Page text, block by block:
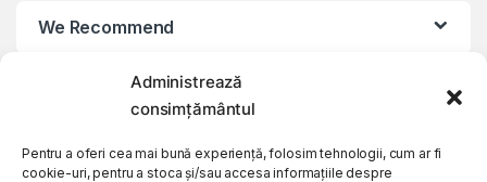
Administrează
consimțământul
Pentru a oferi cea mai bună experiență, folosim tehnologii, cum ar fi
cookie-uri, pentru a stoca și/sau accesa informațiile despre
We Recommend
My Account
Customer Care